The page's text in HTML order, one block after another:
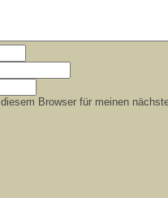
Browser für meinen